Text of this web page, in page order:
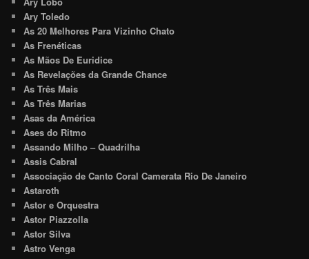
Ary Toledo
As 20 Melhores Para Vizinho Chato
As Frenéticas
As Mãos De Euridice
As Revelações da Grande Chance
As Três Mais
As Três Marias
Asas da América
Ases do Ritmo
Assando Milho – Quadrilha
Assis Cabral
Associação de Canto Coral Camerata Rio De Janeiro
Astaroth
Astor e Orquestra
Astor Piazzolla
Astor Silva
Astro Venga